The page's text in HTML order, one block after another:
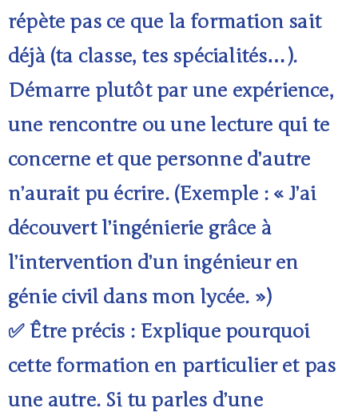
répète pas ce que la formation sait
déjà (ta classe, tes spécialités…).
Démarre plutôt par une expérience,
une rencontre ou une lecture qui te
concerne et que personne d’autre
n’aurait pu écrire. (Exemple : « J’ai
découvert l’ingénierie grâce à
l’intervention d’un ingénieur en
génie civil dans mon lycée. »)
✅ Être précis : Explique pourquoi
cette formation en particulier et pas
une autre. Si tu parles d’une